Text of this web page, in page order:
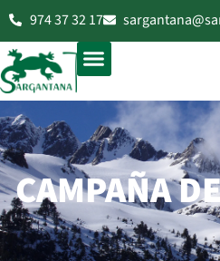
974 37 32 17
CAMPAÑA